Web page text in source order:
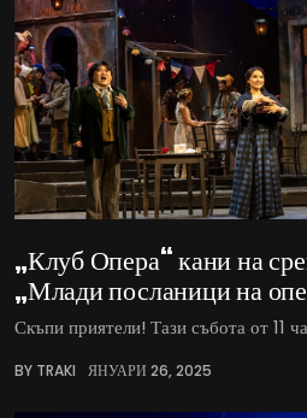
„Клуб Опера“ кани на
„Млади посланици на
Скъпи приятели! Тази събота от 11
BY TRAKI ЯНУАРИ 26, 2025